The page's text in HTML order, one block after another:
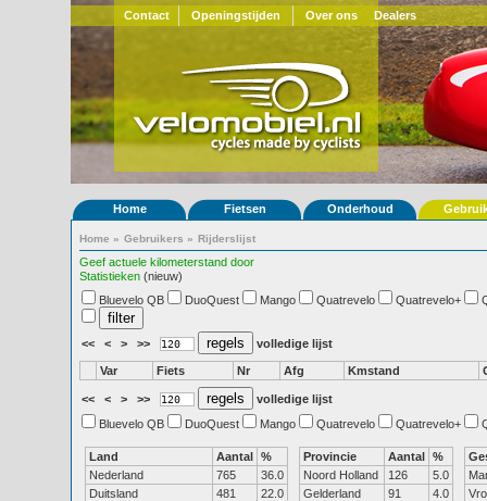
Contact Openingstijden Over ons Dealers
Home Fietsen Onderhoud
Home » Gebruikers » Rijderslijst
Geef actuele kilometerstand door
Statistieken (nieuw)
Bluevelo QB
DuoQuest Mango Quatrevelo Quatrevelo+
<< < > >> volledige lijst
Var Fiets Nr Afg Kmstand
<< < > >>
volledige lijst
Bluevelo QB
DuoQuest Mango Quatrevelo Quatrevelo+
Land Aantal %
Nederland
765
36.0
Duitsland
481
22.0
Provincie Aantal %
Noord Holland
126
5.0
Gelderland
91
4.0